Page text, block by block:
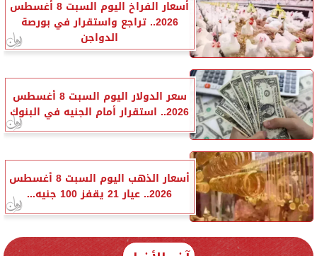
أسعار الفراخ اليوم السبت 8 أغسطس
2026.. تراجع واستقرار في بورصة
الدواجن
سعر الدولار اليوم السبت 8 أغسطس
2026.. استقرار أمام الجنيه في البنوك
أسعار الذهب اليوم السبت 8 أغسطس
2026.. عيار 21 يقفز 100 جنيه...